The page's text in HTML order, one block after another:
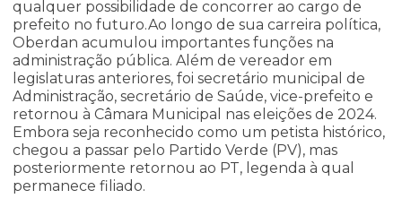
qualquer possibilidade de concorrer ao cargo de
prefeito no futuro.Ao longo de sua carreira política,
Oberdan acumulou importantes funções na
administração pública. Além de vereador em
legislaturas anteriores, foi secretário municipal de
Administração, secretário de Saúde, vice-prefeito e
retornou à Câmara Municipal nas eleições de 2024.
Embora seja reconhecido como um petista histórico,
chegou a passar pelo Partido Verde (PV), mas
posteriormente retornou ao PT, legenda à qual
permanece filiado.